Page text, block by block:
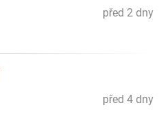
před 2 dny
před 4 dny